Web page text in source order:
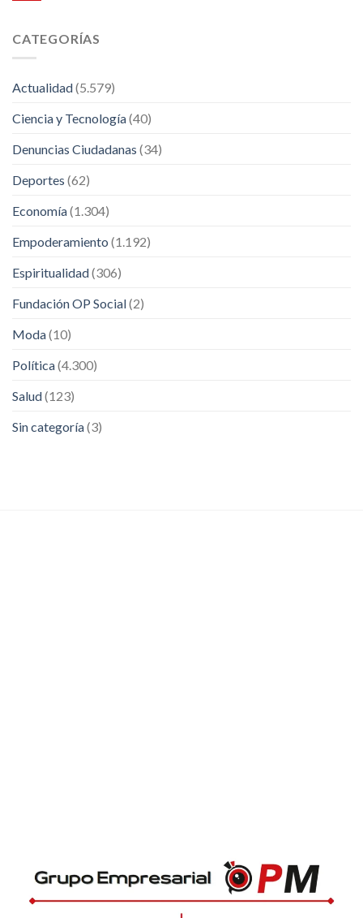
CATEGORÍAS
Actualidad(5.579)
Ciencia y Tecnología(40)
Denuncias Ciudadanas (34)
Deportes (62)
Economía(1.304)
Empoderamiento (1.192)
Espiritualidad(306)
Fundación OP Social(2)
Moda(10)
Política(4.300)
Salud(123)
Sin categoría(3)